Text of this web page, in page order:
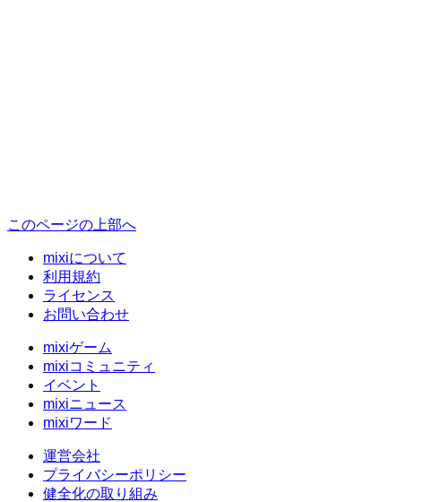
このページの上部へ
mixiについて
利用規約
ライセンス
お問い合わせ
mixiゲーム
mixiコミュニティ
イベント
mixiニュース
mixiワード
運営会社
プライバシーポリシー
健全化の取り組み